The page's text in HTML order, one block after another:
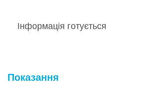
Інформація готується
Показання